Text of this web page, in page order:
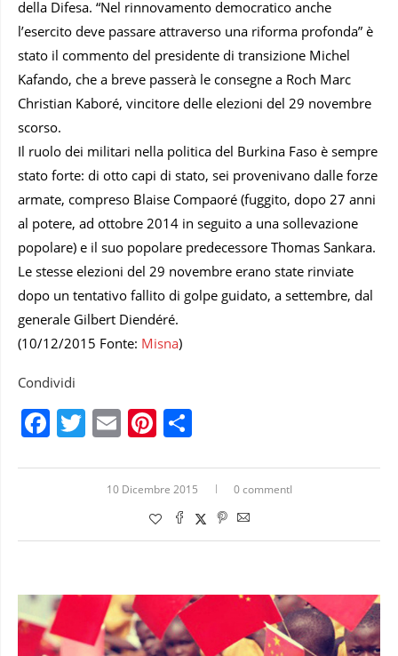
della Difesa. “Nel rinnovamento democratico anche
l’esercito deve passare attraverso una riforma profonda” è
stato il commento del presidente di transizione Michel
Kafando, che a breve passerà le consegne a Roch Marc
Christian Kaboré, vincitore delle elezioni del 29 novembre
scorso.
Il ruolo dei militari nella politica del Burkina Faso è sempre
stato forte: di otto capi di stato, sei provenivano dalle forze
armate, compreso Blaise Compaoré (fuggito, dopo 27 anni
al potere, ad ottobre 2014 in seguito a una sollevazione
popolare) e il suo popolare predecessore Thomas Sankara.
Le stesse elezioni del 29 novembre erano state rinviate
dopo un tentativo fallito di golpe guidato, a settembre, dal
generale Gilbert Diendéré.
(10/12/2015 Fonte: Misna)
Condividi
Facebook
Twitter
EmailPinterest
10 Dicembre 2015 0 commentI